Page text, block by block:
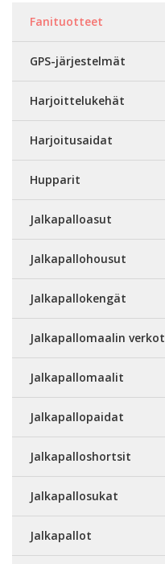
Fanituotteet
GPS-järjestelmät
Harjoittelukehät
Harjoitusaidat
Hupparit
Jalkapalloasut
Jalkapallohousut
Jalkapallokengät
Jalkapallomaalin verkot
Jalkapallomaalit
Jalkapallopaidat
Jalkapalloshortsit
Jalkapallosukat
Jalkapallot